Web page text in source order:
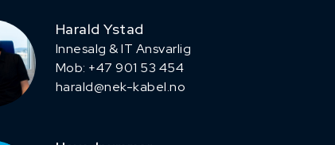
Harald Ystad
Innesalg & IT Ansvarlig
Mob: +47 901 53 454
harald@nek-kabel.no